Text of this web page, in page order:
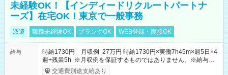
未経験OK！【インディードリクルートパートナ
ーズ】在宅OK！東京で一般事務
派遣 職種未経験OK ブランクOK WEB登録・面接OK
給与
時給1730円 月収例 27万円 時給1730円×実働7h45m×週5日×4
週+残業5h ※月収例を保証するものではありません。※給与即
受取りサービス利用可（利用条件有）
交通費別途支給あり